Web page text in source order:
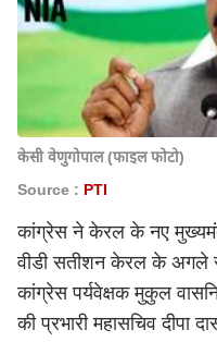
केसी वेणुगोपाल (फाइल फोटो)
Source : PTI
कांग्रेस ने केरल के नए
वीडी सतीशन केरल के अगले
कांग्रेस पर्यवेक्षक मुकुल
की प्रभारी महासचिव दीपा